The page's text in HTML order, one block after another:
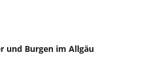
und Burgen im Allgäu